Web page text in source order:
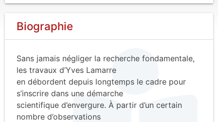
Biographie
Sans jamais négliger la recherche fondamentale,
les travaux d’Yves Lamarre
en débordent depuis longtemps le cadre pour
s’inscrire dans une démarche
scientifique d’envergure. À partir d’un certain
nombre d’observations